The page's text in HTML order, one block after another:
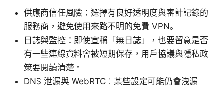
供應商信任風險：選擇有良好透明度與審計記錄的
服務商，避免使用來路不明的免費 VPN。
日誌與監控：即使宣稱「無日誌」，也要留意是否
有一些連線資料會被短期保存，用戶協議與隱私政
策要閱讀清楚。
DNS 泄漏與 WebRTC：某些設定可能仍會洩漏